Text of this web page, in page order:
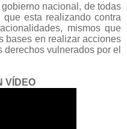
nacional, de todas
esta realizando contra
mismos que
bases en realizar acciones
vulnerados por el
VÍDEO